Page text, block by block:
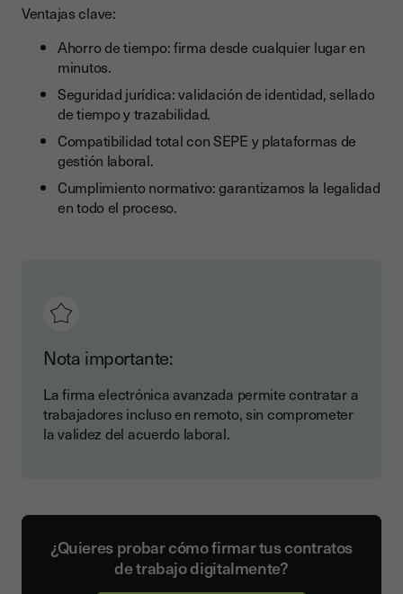
Ventajas clave:
Ahorro de tiempo: firma desde cualquier lugar en
minutos.
Seguridad jurídica: validación de identidad, sellado
de tiempo y trazabilidad.
Compatibilidad total con SEPE y plataformas de
gestión laboral.
Cumplimiento normativo: garantizamos la legalidad
en todo el proceso.
Nota importante:
La firma electrónica avanzada permite contratar a
trabajadores incluso en remoto, sin comprometer
la validez del acuerdo laboral.
¿Quieres probar cómo firmar tus contratos
de trabajo digitalmente?